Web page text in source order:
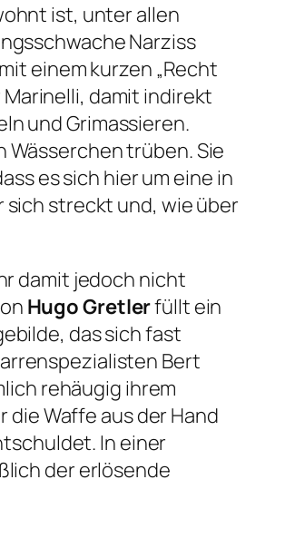
ist, unter allen
Narziss
einem kurzen „Recht
damit indirekt
und Grimassieren.
Wässerchen trüben. Sie
es sich hier um eine in
sich streckt und, wie über
damit jedoch nicht
Hugo Gretlerfüllt ein
das sich fast
Bert
rehäugig ihrem
Waffe aus der Hand
In einer
der erlösende